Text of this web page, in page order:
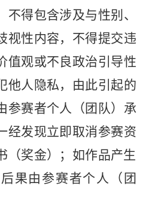
不得包含涉及与性别、
视性内容，不得提交违
值观或不良政治引导性
他人隐私，由此引起的
参赛者个人（团队）承
经发现立即取消参赛资
（奖金）；如作品产生
果由参赛者个人（团